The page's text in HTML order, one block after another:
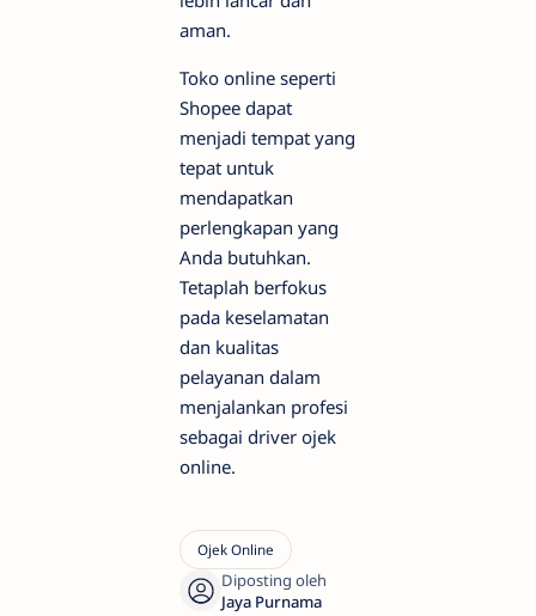
aman.
Toko online seperti
Shopee dapat
menjadi tempat yang
tepat untuk
mendapatkan
perlengkapan yang
Anda butuhkan.
Tetaplah berfokus
pada keselamatan
dan kualitas
pelayanan dalam
menjalankan profesi
sebagai driver ojek
online.